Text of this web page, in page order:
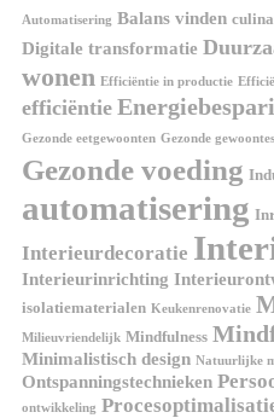
Automatisering Balans vinden
Digitale transformatie
wonen Efficiëntie in productie
efficiëntie
Gezonde eetgewoonten Gezonde gewoontes
Gezonde voeding
automatisering
Interieurdecoratie
Interieurinrichting
isolatiematerialen Keukenrenovatie
Milieuvriendelijk Mindfulness
Minimalistisch design Natuurlijke
Ontspanningstechnieken
ontwikkeling